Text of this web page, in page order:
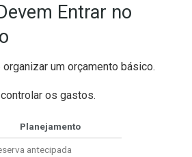
Entrar no
um orçamento básico.
os gastos.
Planejamento
antecipada